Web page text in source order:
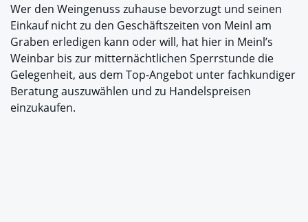
Wer den Weingenuss zuhause bevorzugt und seinen
Einkauf nicht zu den Geschäftszeiten von Meinl am
Graben erledigen kann oder will, hat hier in Meinl’s
Weinbar bis zur mitternächtlichen Sperrstunde die
Gelegenheit, aus dem Top-Angebot unter fachkundiger
Beratung auszuwählen und zu Handelspreisen
einzukaufen.